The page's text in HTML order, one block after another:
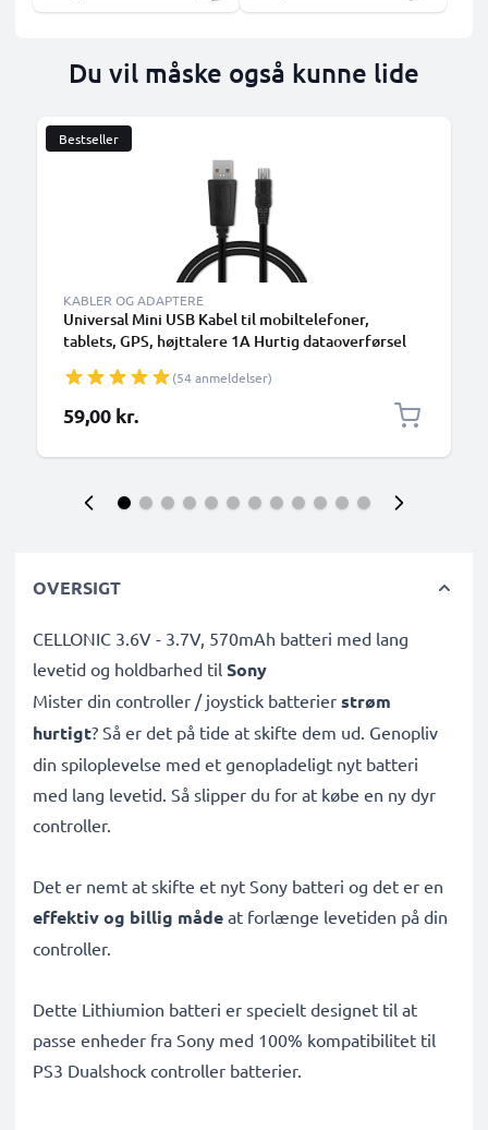
Du vil måske også kunne lide
Bestseller
KABLER OG ADAPTERE
Universal Mini USB Kabel til mobiltelefoner,
tablets, GPS, højttalere 1A Hurtig dataoverførsel
(54 anmeldelser)
59,00 kr.
OVERSIGT
CELLONIC 3.6V - 3.7V, 570mAh batteri med lang
levetid og holdbarhed til Sony
Mister din controller / joystick batterier strøm
hurtigt? Så er det på tide at skifte dem ud. Genopliv
din spiloplevelse med et genopladeligt nyt batteri
med lang levetid. Så slipper du for at købe en ny dyr
controller.
Det er nemt at skifte et nyt Sony batteri og det er en
effektiv og billig måde at forlænge levetiden på din
controller.
Dette Lithiumion batteri er specielt designet til at
passe enheder fra Sony med 100% kompatibilitet til
PS3 Dualshock controller batterier.